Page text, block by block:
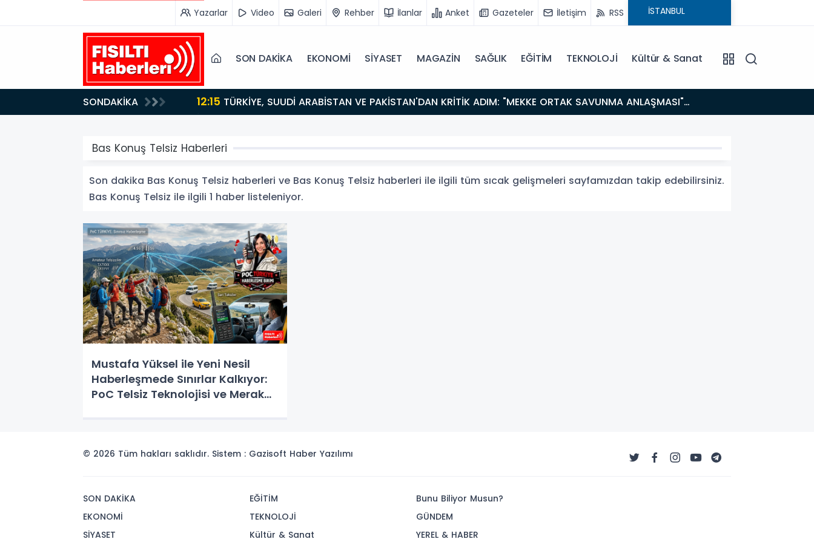
Yazarlar Video Galeri Rehber İlanlar Anket Gazeteler İletişim RSS
SON DAKİKA EKONOMİ SİYASET MAGAZİN SAĞLIK EĞİTİM TEKNOLOJİ Kültür & Sanat
SONDAKİKA 12:15
İMZALANDI!
Uyanacağız"
Bas Konuş Telsiz Haberleri
Son dakika Bas Konuş Telsiz haberleri ve Bas Konuş Telsiz haberleri ile ilgili tüm sıcak gelişmeleri sayfamızdan takip edebilirsiniz.
Bas Konuş Telsiz ile ilgili 1 haber listeleniyor.
Mustafa Yüksel ile Yeni Nesil
Haberleşmede Sınırlar Kalkıyor:
PoC Telsiz Teknolojisi ve Merak
© 2026 Tüm hakları saklıdır. Sistem : Gazisoft Haber Yazılımı
SON DAKİKA
EKONOMİ
SİYASET
EĞİTİM
TEKNOLOJİ
Kültür & Sanat
Bunu Biliyor Musun?
GÜNDEM
YEREL & HABER